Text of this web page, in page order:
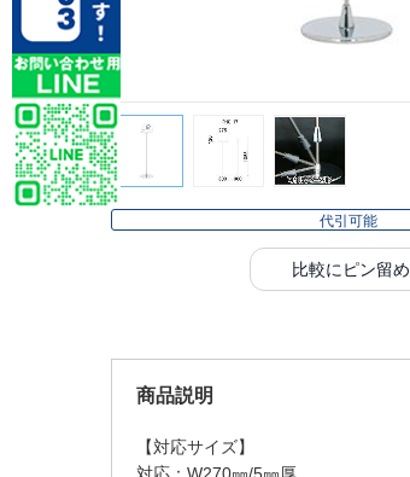
代引可能
比較にピン留め
商品説明
【対応サイズ】
対応：W270㎜/5㎜厚